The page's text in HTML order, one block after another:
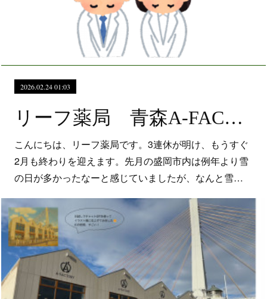
2026.02.24 01:03
リーフ薬局 青森A-FACTORYへおでかけ
こんにちは、リーフ薬局です。3連休が明け、もうすぐ
2月も終わりを迎えます。先月の盛岡市内は例年より雪
の日が多かったなーと感じていましたが、なんと雪…